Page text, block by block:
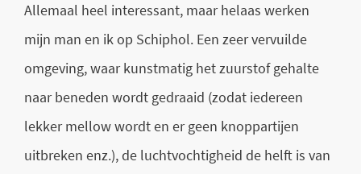
Allemaal heel interessant, maar helaas werken
mijn man en ik op Schiphol. Een zeer vervuilde
omgeving, waar kunstmatig het zuurstof gehalte
naar beneden wordt gedraaid (zodat iedereen
lekker mellow wordt en er geen knoppartijen
uitbreken enz.), de luchtvochtigheid de helft is van